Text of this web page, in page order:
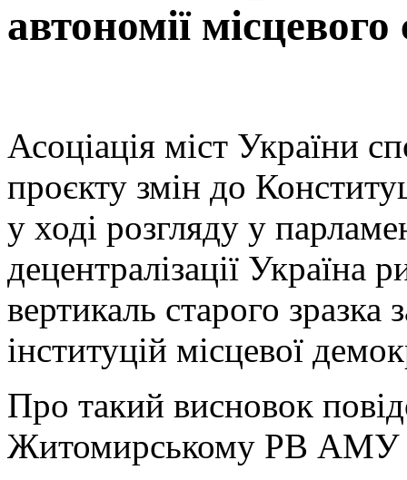
автономії
Асоціація міст України
проєкту змін до
у ході розгляду у
децентралізації Україна
вертикаль старого зразка
інституцій місцевої
Про такий висновок
Житомирському РВ АМУ